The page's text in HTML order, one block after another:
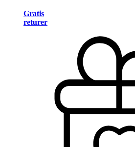
Gratis
returer